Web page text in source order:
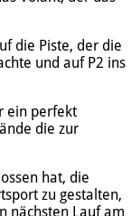
die Piste, der die
und auf P2 ins
ein perfekt
die zur
hat, die
zu gestalten,
nächsten Lauf am